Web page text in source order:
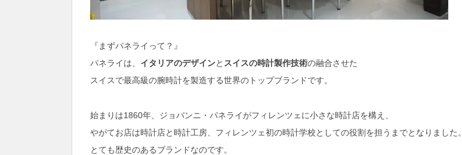
『まずパネライって？』
パネライは、 イタリアのデザインと スイスの時計製作技術の融合させた
スイスで最高級の腕時計を製造する世界のトップブランドです。
始まりは1860年、ジョバンニ・パネライがフィレンツェに小さな時計店を構え、
やがてお店は時計店と時計工房、フィレンツェ初の時計学校としての役割を担うまでとなりました。
とても歴史のあるブランドなのです。